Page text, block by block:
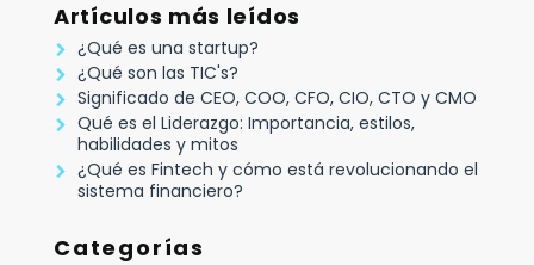
Artículos más leídos
¿Qué es una startup?
¿Qué son las TIC's?
Significado de CEO, COO, CFO, CIO, CTO y CMO
Qué es el Liderazgo: Importancia, estilos,
habilidades y mitos
¿Qué es Fintech y cómo está revolucionando el
sistema financiero?
Categorías